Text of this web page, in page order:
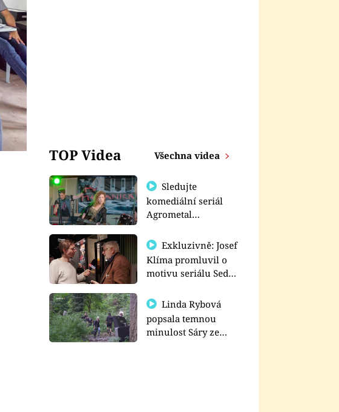
TOP Videa Všechna videa
Sledujte
komediální seriál
Agrometal
prima+
Exkluzivně: Josef
Klíma promluvil o
motivu seriálu Sedm
Linda Rybová
popsala temnou
minulost Sáry ze